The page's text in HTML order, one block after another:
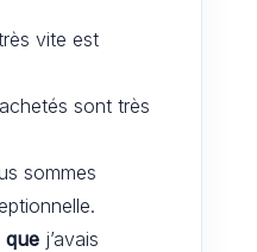
vite est
sont très
sommes
que j’avais